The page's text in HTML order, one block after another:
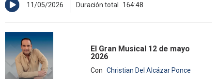
11/05/2026 Duración total 164:48
El Gran Musical 12 de mayo
2026
Con Christian Del Alcázar Ponce